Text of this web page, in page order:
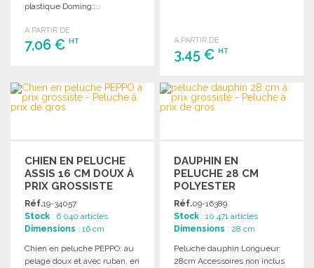
plastique Doming:...
A PARTIR DE
7,06 € HT
Demander un devis
A PARTIR DE
3,45 €HT
COMMANDER
Demander un devis
CHIEN EN PELUCHE
ASSIS 16 CM DOUX À
PRIX GROSSISTE
Réf.19-34057
Stock : 6 040 articles
Dimensions : 16 cm
Chien en peluche PEPPO: au
pelage doux et avec ruban, en
DAUPHIN EN
PELUCHE 28 CM
POLYESTER
Réf.09-16389
Stock : 10 471 articles
Dimensions : 28 cm
Peluche dauphin Longueur:
28cm Accessoires non inclus